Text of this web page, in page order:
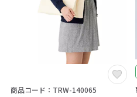
商品コード：TRW-140065